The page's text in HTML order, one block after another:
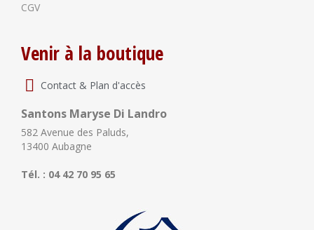
CGV
Venir à la boutique
Contact & Plan d'accès
Santons Maryse Di Landro
582 Avenue des Paluds,
13400 Aubagne
Tél. : 04 42 70 95 65